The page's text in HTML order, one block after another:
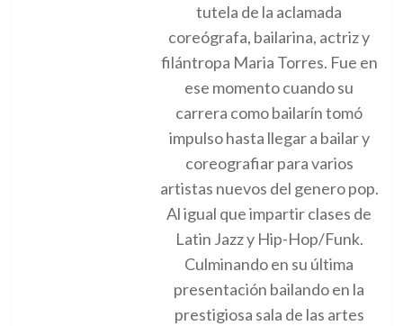
tutela de la aclamada
coreógrafa, bailarina, actriz y
filántropa Maria Torres. Fue en
ese momento cuando su
carrera como bailarín tomó
impulso hasta llegar a bailar y
coreografiar para varios
artistas nuevos del genero pop.
Al igual que impartir clases de
Latin Jazz y Hip-Hop/Funk.
Culminando en su última
presentación bailando en la
prestigiosa sala de las artes